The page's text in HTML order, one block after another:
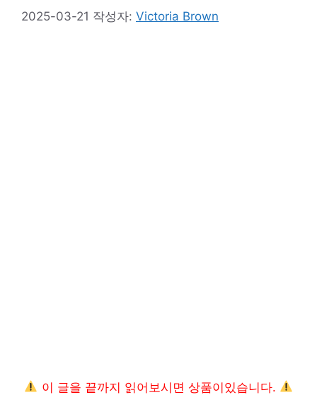
2025-03-21 작성자: Victoria Brown
이 글을 끝까지 읽어보시면 상품이있습니다.